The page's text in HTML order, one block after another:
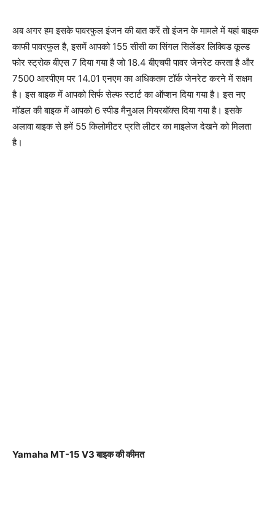
अब अगर हम इसके पावरफुल इंजन की बात करें तो इंजन के मामले में यहां बाइक
काफी पावरफुल है, इसमें आपको 155 सीसी का सिंगल सिलेंडर लिक्विड कूल्ड
फोर स्ट्रोक बीएस 7 दिया गया है जो 18.4 बीएचपी पावर जेनरेट करता है और
7500 आरपीएम पर 14.01 एनएम का अधिकतम टॉर्क जेनरेट करने में सक्षम
है। इस बाइक में आपको सिर्फ सेल्फ स्टार्ट का ऑप्शन दिया गया है। इस नए
मॉडल की बाइक में आपको 6 स्पीड मैनुअल गियरबॉक्स दिया गया है। इसके
अलावा बाइक से हमें 55 किलोमीटर प्रति लीटर का माइलेज देखने को मिलता
है।
Yamaha MT-15 V3 बाइक की कीमत